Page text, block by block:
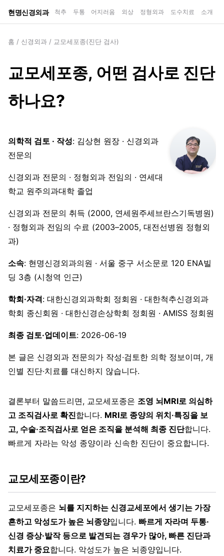
현명신경외과 척추 두통 어지러움 외상 정형외과 도수치료 소개
홈 / 신경외과 / 교모세포종(진단 검사)
교모세포종, 어떤 검사로 진단
하나요?
의학적 검토 · 작성: 김상현 원장 · 신경외과
전문의
신경외과 전문의 · 정형외과 전임의 · 연세대
학교 원주의과대학 졸업
신경외과 전문의 취득 (2000, 연세원주세브란스기독병원)
· 정형외과 전임의 수료 (2003–2005, 대전선병원 정형외
과)
소속: 현명신경외과의원 · 서울 중구 서소문로 120 ENA빌
딩 3층 (시청역 인근)
학회·자격: 대한신경외과학회 정회원 · 대한척추신경외과
학회 종신회원 · 대한신경손상학회 정회원 · AMISS 정회원
최종 검토·업데이트: 2026-06-19
본 글은 신경외과 전문의가 작성·검토한 의학 정보이며, 개
인별 진단·치료를 대신하지 않습니다.
결론부터 말씀드리면, 교모세포종은 조영 뇌MRI로 의심하
고 조직검사로 확진합니다. MRI로 종양의 위치·특징을 보
고, 수술·조직검사로 얻은 조직을 분석해 최종 진단합니다.
빠르게 자라는 악성 종양이라 신속한 진단이 중요합니다.
교모세포종이란?
교모세포종은 뇌를 지지하는 신경교세포에서 생기는 가장
흔하고 악성도가 높은 뇌종양입니다. 빠르게 자라며 두통·
신경 증상·발작 등으로 발견되는 경우가 많아, 빠른 진단과
치료가 중요합니다. 악성도가 높은 뇌종양입니다.